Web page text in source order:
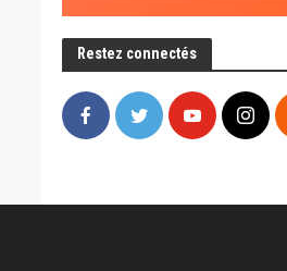
Restez connectés